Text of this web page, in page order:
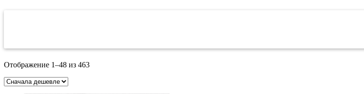
Отображение 1–48 из 463Цены: